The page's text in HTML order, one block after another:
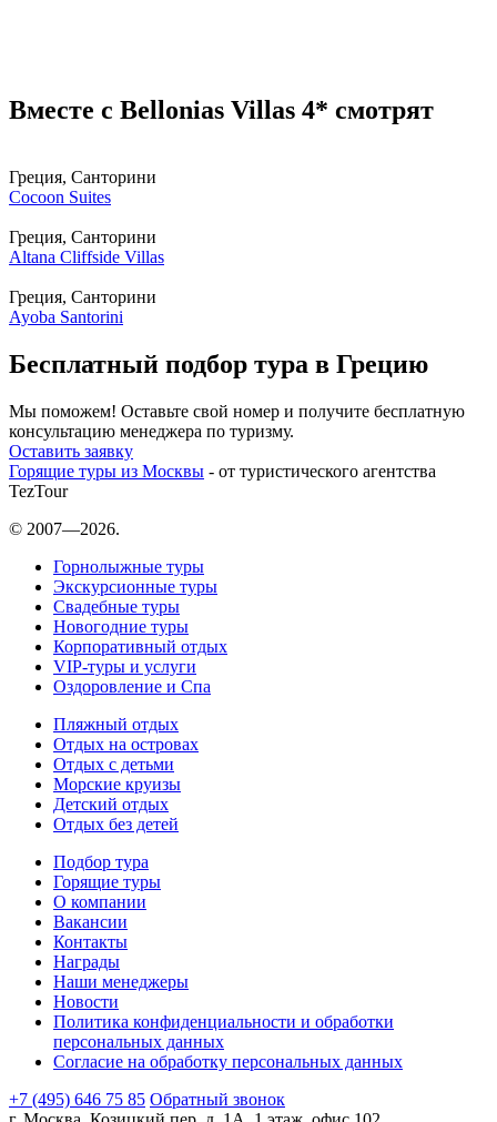
Вместе с Bellonias Villas 4* смотрят
Греция, Санторини
Cocoon Suites
Греция, Санторини
Altana Cliffside Villas
Греция, Санторини
Ayoba Santorini
Бесплатный подбор тура в Грецию
Мы поможем! Оставьте свой номер и получите бесплатную
консультацию менеджера по туризму.
Оставить заявку
Горящие туры из Москвы - от туристического агентства
TezTour
© 2007—2026.
Горнолыжные туры
Экскурсионные туры
Свадебные туры
Новогодние туры
Корпоративный отдых
VIP-туры и услуги
Оздоровление и Спа
Пляжный отдых
Отдых на островах
Отдых с детьми
Морские круизы
Детский отдых
Отдых без детей
Подбор тура
Горящие туры
О компании
Вакансии
Контакты
Награды
Наши менеджеры
Новости
Политика конфиденциальности и обработки
персональных данных
Согласие на обработку персональных данных
+7 (495) 646 75 85 Обратный звонок